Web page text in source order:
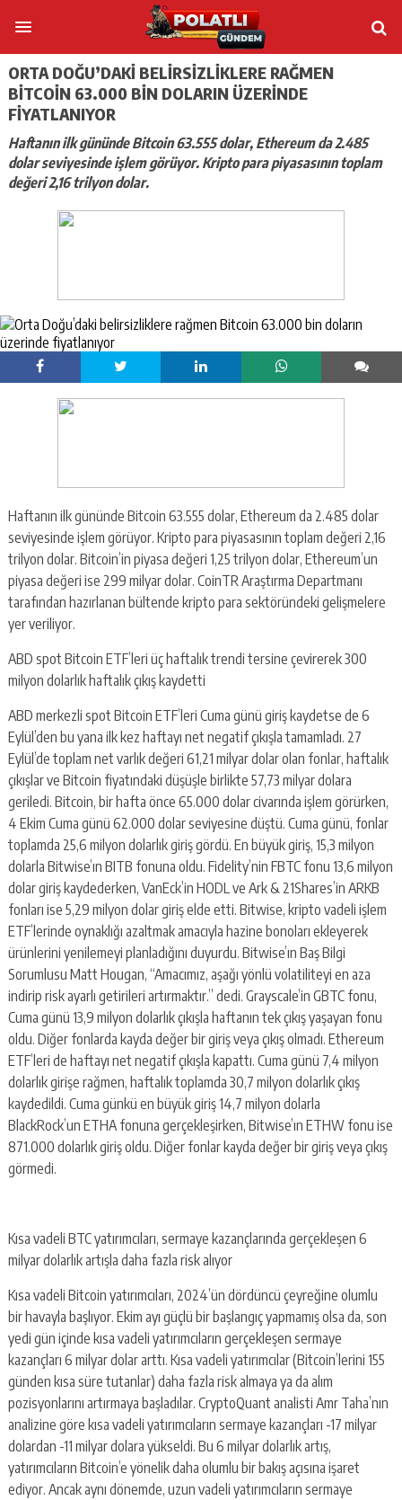
ORTA DOĞU’DAKI BELIRSIZLIKLERE RAĞMEN
BITCOIN 63.000 BIN DOLARIN ÜZERINDE
FIYATLANIYOR
Haftanın ilk gününde Bitcoin 63.555 dolar, Ethereum da 2.485
dolar seviyesinde işlem görüyor. Kripto para piyasasının toplam
değeri 2,16 trilyon dolar.
Haftanın ilk gününde Bitcoin 63.555 dolar, Ethereum da 2.485 dolar
seviyesinde işlem görüyor. Kripto para piyasasının toplam değeri 2,16
trilyon dolar. Bitcoin’in piyasa değeri 1,25 trilyon dolar, Ethereum’un
piyasa değeri ise 299 milyar dolar. CoinTR Araştırma Departmanı
tarafından hazırlanan bültende kripto para sektöründeki gelişmelere
yer veriliyor.
ABD spot Bitcoin ETF’leri üç haftalık trendi tersine çevirerek 300
milyon dolarlık haftalık çıkış kaydetti
ABD merkezli spot Bitcoin ETF’leri Cuma günü giriş kaydetse de 6
Eylül’den bu yana ilk kez haftayı net negatif çıkışla tamamladı. 27
Eylül’de toplam net varlık değeri 61,21 milyar dolar olan fonlar, haftalık
çıkışlar ve Bitcoin fiyatındaki düşüşle birlikte 57,73 milyar dolara
geriledi. Bitcoin, bir hafta önce 65.000 dolar civarında işlem görürken,
4 Ekim Cuma günü 62.000 dolar seviyesine düştü. Cuma günü, fonlar
toplamda 25,6 milyon dolarlık giriş gördü. En büyük giriş, 15,3 milyon
dolarla Bitwise’ın BITB fonuna oldu. Fidelity’nin FBTC fonu 13,6 milyon
dolar giriş kaydederken, VanEck’in HODL ve Ark & 21Shares’in ARKB
fonları ise 5,29 milyon dolar giriş elde etti. Bitwise, kripto vadeli işlem
ETF’lerinde oynaklığı azaltmak amacıyla hazine bonoları ekleyerek
ürünlerini yenilemeyi planladığını duyurdu. Bitwise’ın Baş Bilgi
Sorumlusu Matt Hougan, “Amacımız, aşağı yönlü volatiliteyi en aza
indirip risk ayarlı getirileri artırmaktır.” dedi. Grayscale’in GBTC fonu,
Cuma günü 13,9 milyon dolarlık çıkışla haftanın tek çıkış yaşayan fonu
oldu. Diğer fonlarda kayda değer bir giriş veya çıkış olmadı. Ethereum
ETF’leri de haftayı net negatif çıkışla kapattı. Cuma günü 7,4 milyon
dolarlık girişe rağmen, haftalık toplamda 30,7 milyon dolarlık çıkış
kaydedildi. Cuma günkü en büyük giriş 14,7 milyon dolarla
BlackRock’un ETHA fonuna gerçekleşirken, Bitwise’ın ETHW fonu ise
871.000 dolarlık giriş oldu. Diğer fonlar kayda değer bir giriş veya çıkış
görmedi.
Kısa vadeli BTC yatırımcıları, sermaye kazançlarında gerçekleşen 6
milyar dolarlık artışla daha fazla risk alıyor
Kısa vadeli Bitcoin yatırımcıları, 2024’ün dördüncü çeyreğine olumlu
bir havayla başlıyor. Ekim ayı güçlü bir başlangıç yapmamış olsa da, son
yedi gün içinde kısa vadeli yatırımcıların gerçekleşen sermaye
kazançları 6 milyar dolar arttı. Kısa vadeli yatırımcılar (Bitcoin’lerini 155
günden kısa süre tutanlar) daha fazla risk almaya ya da alım
pozisyonlarını artırmaya başladılar. CryptoQuant analisti Amr Taha’nın
analizine göre kısa vadeli yatırımcıların sermaye kazançları -17 milyar
dolardan -11 milyar dolara yükseldi. Bu 6 milyar dolarlık artış,
yatırımcıların Bitcoin’e yönelik daha olumlu bir bakış açısına işaret
ediyor. Ancak aynı dönemde, uzun vadeli yatırımcıların sermaye